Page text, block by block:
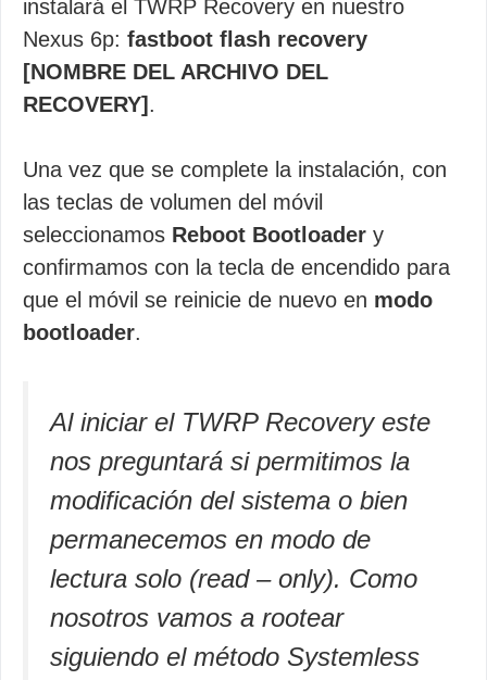
instalará el TWRP Recovery en nuestro
Nexus 6p: fastboot flash recovery
[NOMBRE DEL ARCHIVO DEL
RECOVERY] .
Una vez que se complete la instalación, con
las teclas de volumen del móvil
seleccionamos Reboot Bootloader y
confirmamos con la tecla de encendido para
que el móvil se reinicie de nuevo en modo
bootloader.
Al iniciar el TWRP Recovery este
nos preguntará si permitimos la
modificación del sistema o bien
permanecemos en modo de
lectura solo (read – only). Como
nosotros vamos a rootear
siguiendo el método Systemless